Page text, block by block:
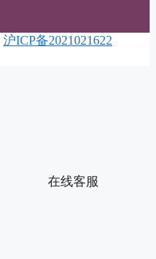
沪ICP备2021021622
在线客服